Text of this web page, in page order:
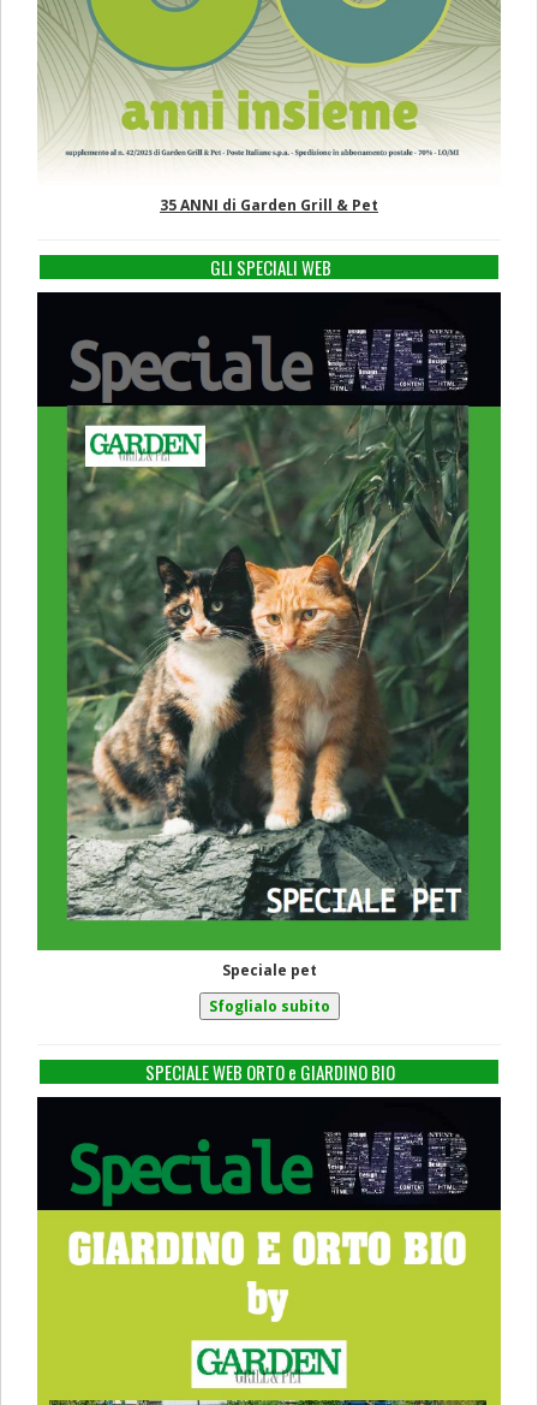
35 ANNI di Garden Grill & Pet
GLI SPECIALI WEB
Speciale pet
SPECIALE WEB ORTO e GIARDINO BIO